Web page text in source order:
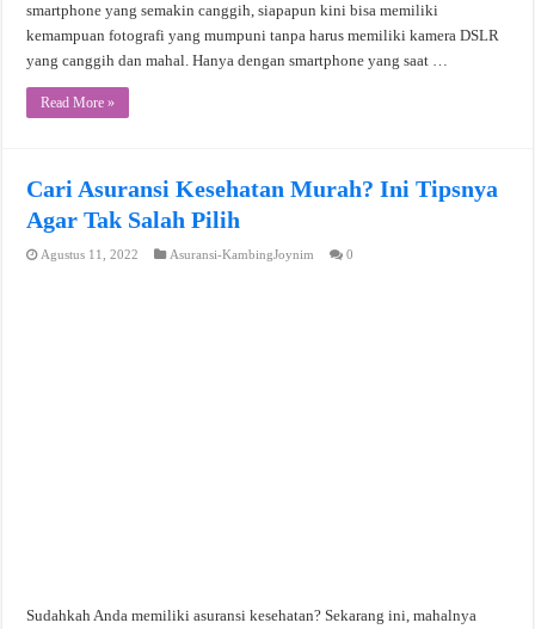
smartphone yang semakin canggih, siapapun kini bisa memiliki
kemampuan fotografi yang mumpuni tanpa harus memiliki kamera DSLR
yang canggih dan mahal. Hanya dengan smartphone yang saat …
Read More »
Cari Asuransi Kesehatan Murah? Ini Tipsnya
Agar Tak Salah Pilih
Agustus 11, 2022 Asuransi-KambingJoynim 0
Sudahkah Anda memiliki asuransi kesehatan? Sekarang ini, mahalnya